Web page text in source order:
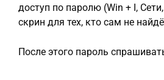
доступ по паролю (Win + I,
скрин для тех, кто сам не
После этого пароль